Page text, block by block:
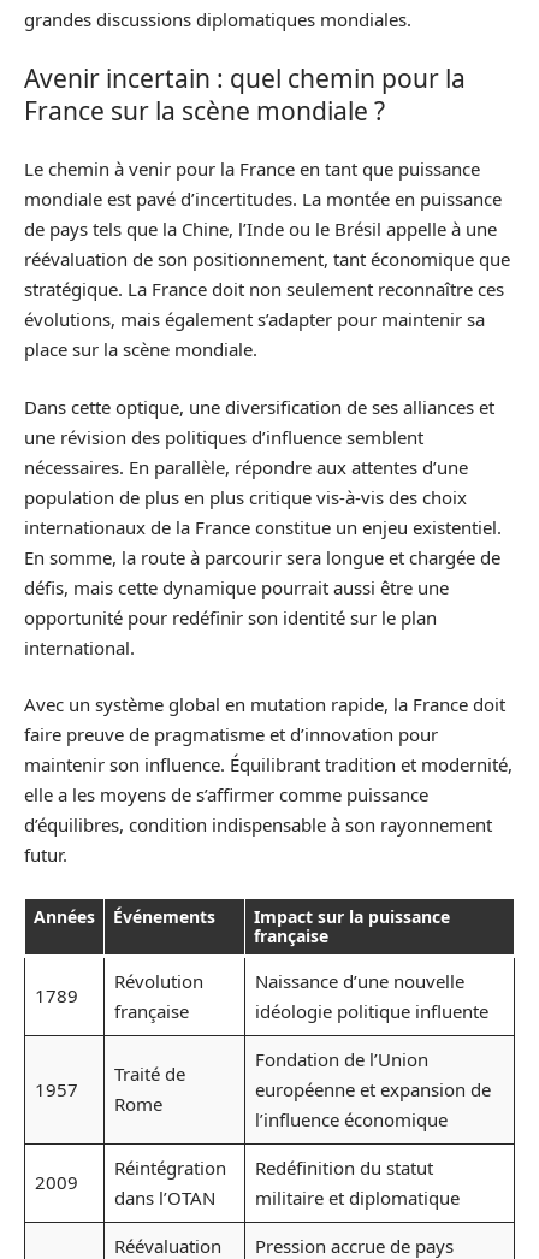
grandes discussions diplomatiques mondiales.
Avenir incertain : quel chemin pour la
France sur la scène mondiale ?
Le chemin à venir pour la France en tant que puissance
mondiale est pavé d’incertitudes. La montée en puissance
de pays tels que la Chine, l’Inde ou le Brésil appelle à une
réévaluation de son positionnement, tant économique que
stratégique. La France doit non seulement reconnaître ces
évolutions, mais également s’adapter pour maintenir sa
place sur la scène mondiale.
Dans cette optique, une diversification de ses alliances et
une révision des politiques d’influence semblent
nécessaires. En parallèle, répondre aux attentes d’une
population de plus en plus critique vis-à-vis des choix
internationaux de la France constitue un enjeu existentiel.
En somme, la route à parcourir sera longue et chargée de
défis, mais cette dynamique pourrait aussi être une
opportunité pour redéfinir son identité sur le plan
international.
Avec un système global en mutation rapide, la France doit
faire preuve de pragmatisme et d’innovation pour
maintenir son influence. Équilibrant tradition et modernité,
elle a les moyens de s’affirmer comme puissance
d’équilibres, condition indispensable à son rayonnement
futur.
Années Événements
Impact sur la puissance
française
1789
Révolution
française
Naissance d’une nouvelle
idéologie politique influente
1957
Traité de
Rome
Fondation de l’Union
européenne et expansion de
l’influence économique
2009
Réintégration
dans l’OTAN
Redéfinition du statut
militaire et diplomatique
Réévaluation
Pression accrue de pays